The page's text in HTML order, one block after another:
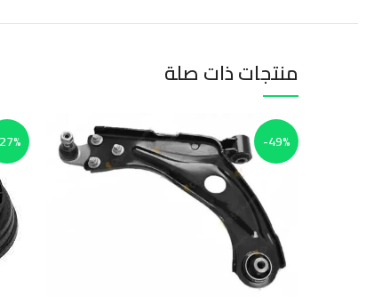
منتجات ذات صلة
-49%
-27%